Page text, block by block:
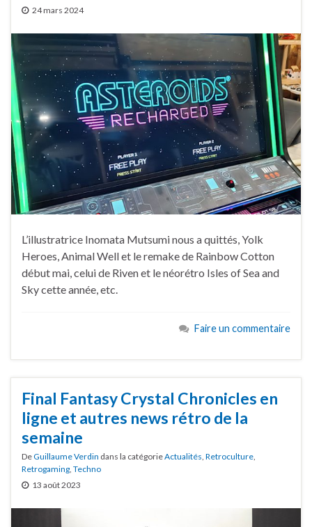
24 mars 2024
L’illustratrice Inomata Mutsumi nous a quittés, Yolk
Heroes, Animal Well et le remake de Rainbow Cotton
début mai, celui de Riven et le néorétro Isles of Sea and
Sky cette année, etc.
Faire un commentaire
Final Fantasy Crystal Chronicles en
ligne et autres news rétro de la
semaine
DeGuillaume Verdin dans la catégorieActualités, Retroculture,
Retrogaming, Techno
13 août 2023